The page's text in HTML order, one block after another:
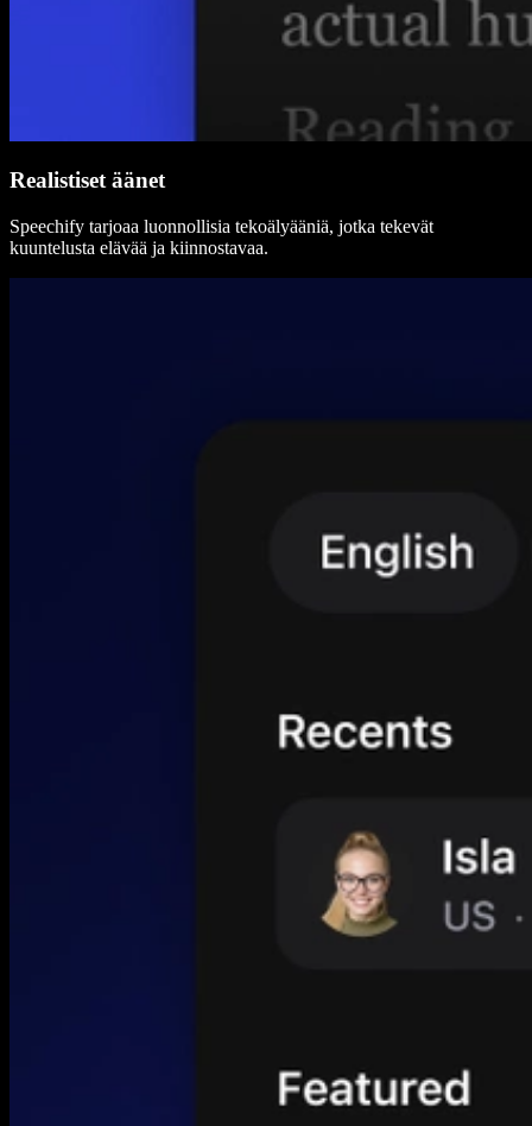
Realistiset äänet
Speechify tarjoaa luonnollisia tekoälyääniä, jotka tekevät
kuuntelusta elävää ja kiinnostavaa.